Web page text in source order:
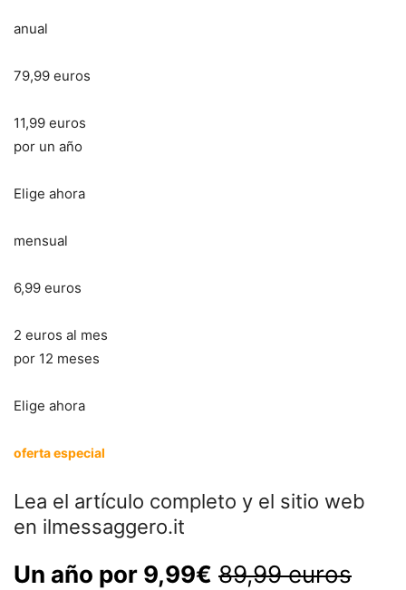
anual
79,99 euros
11,99 euros
por un año
Elige ahora
mensual
6,99 euros
2 euros al mes
por 12 meses
Elige ahora
oferta especial
Lea el artículo completo y el sitio web
en ilmessaggero.it
Un año por 9,99€ 89,99 euros